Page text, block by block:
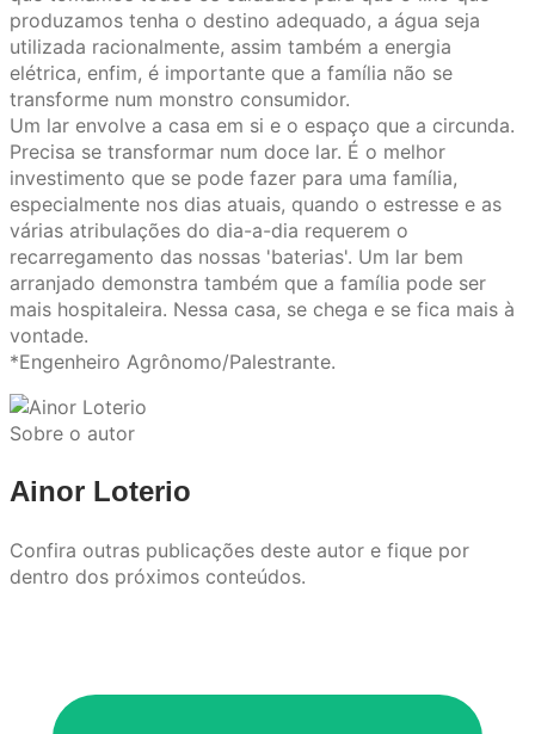
produzamos tenha o destino adequado, a água seja
utilizada racionalmente, assim também a energia
elétrica, enfim, é importante que a família não se
transforme num monstro consumidor.
Um lar envolve a casa em si e o espaço que a circunda.
Precisa se transformar num doce lar. É o melhor
investimento que se pode fazer para uma família,
especialmente nos dias atuais, quando o estresse e as
várias atribulações do dia-a-dia requerem o
recarregamento das nossas 'baterias'. Um lar bem
arranjado demonstra também que a família pode ser
mais hospitaleira. Nessa casa, se chega e se fica mais à
vontade.
*Engenheiro Agrônomo/Palestrante.
Sobre o autor
Ainor Loterio
Confira outras publicações deste autor e fique por
dentro dos próximos conteúdos.